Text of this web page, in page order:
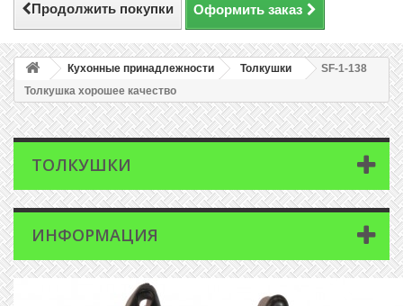
Продолжить покупки Оформить заказ
Кухонные принадлежности Толкушки
SF-1-138
Толкушка хорошее качество
ТОЛКУШКИ
ИНФОРМАЦИЯ